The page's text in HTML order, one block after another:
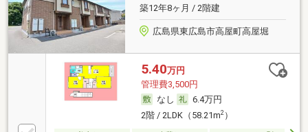
築12年8ヶ月 / 2階建
広島県東広島市高屋町高屋堀
5.40万円
管理費3,500円
なし
6.4万円
2階 / 2LDK（58.21m2）